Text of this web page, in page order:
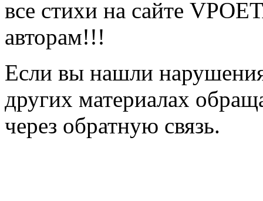
все стихи на сайте
авторам!!!
Если вы нашли
других материалах
через обратную связь.